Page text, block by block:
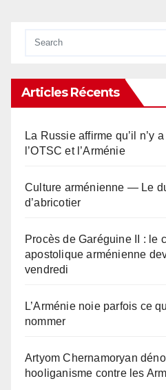
Articles Récents
La Russie affirme qu’il n’y
l’OTSC et l’Arménie
Culture arménienne — Le
d’abricotier
Procès de Garéguine II : le
apostolique arménienne
vendredi
L’Arménie noie parfois ce
nommer
Artyom Chernamoryan
hooliganisme contre les